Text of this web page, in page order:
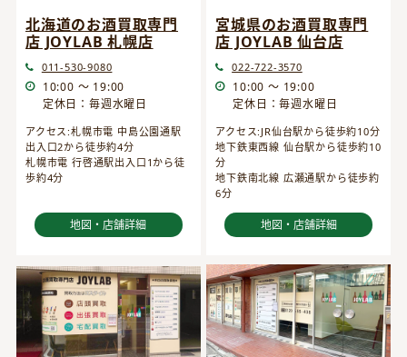
北海道のお酒買取専門
店 JOYLAB 札幌店
011-530-9080
10:00 ～ 19:00
定休日：毎週水曜日
アクセス:札幌市電 中島公園通駅
出入口2から徒歩約4分
札幌市電 行啓通駅出入口1から徒
歩約4分
地図・店舗詳細
宮城県のお酒買取専門
店 JOYLAB 仙台店
022-722-3570
10:00 ～ 19:00
定休日：毎週水曜日
アクセス:JR仙台駅から徒歩約10分
地下鉄東西線 仙台駅から徒歩約10
分
地下鉄南北線 広瀬通駅から徒歩約
6分
地図・店舗詳細